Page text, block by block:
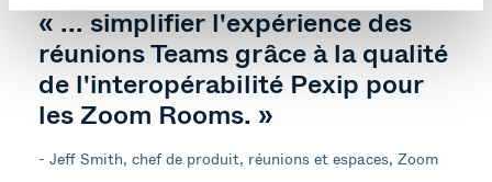
« ... simplifier l'expérience des
réunions Teams grâce à la qualité
de l'interopérabilité Pexip pour
les Zoom Rooms. »
- Jeff Smith, chef de produit, réunions et espaces, Zoom